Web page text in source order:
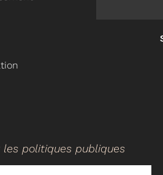
les politiques publiques